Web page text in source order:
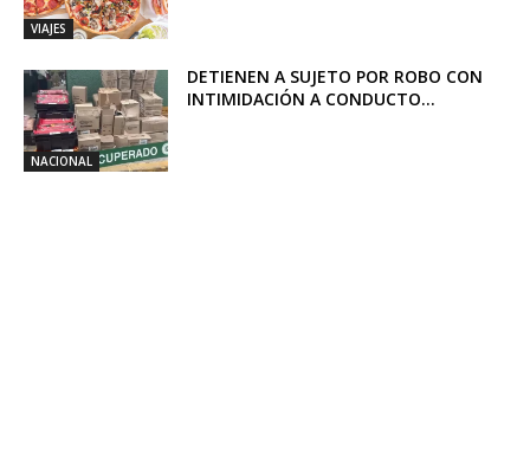
VIAJES
NACIONAL
DETIENEN A SUJETO POR ROBO CON
INTIMIDACIÓN A CONDUCTO...